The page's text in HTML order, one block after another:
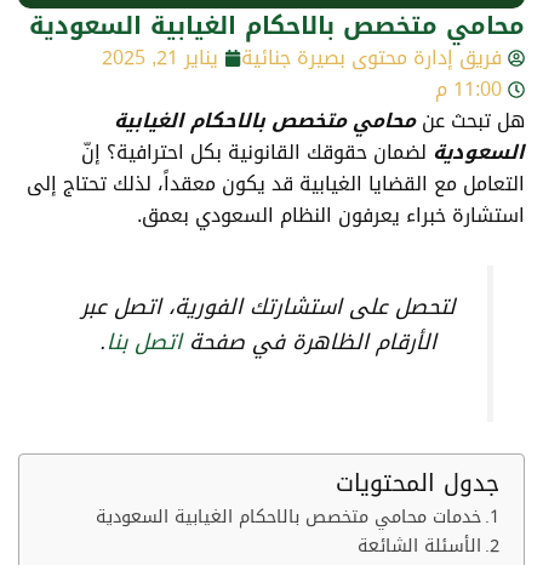
محامي متخصص بالاحكام الغيابية السعودية
فريق إدارة محتوى بصيرة جنائية
يناير 21, 2025
11:00 م
هل تبحث عنمحاميمتخصص بالاحكام الغيابية
السعودية لضمان حقوقك القانونية بكل احترافية؟ إنّ
التعامل مع القضايا الغيابية قد يكون معقداً، لذلك تحتاج إلى
استشارة خبراء يعرفون النظام السعودي بعمق.
لتحصل على استشارتك الفورية، اتصل عبر
الأرقام الظاهرة في صفحةاتصل بنا.
جدول المحتويات
خدمات محامي متخصص بالاحكام الغيابية السعودية
الأسئلة الشائعة